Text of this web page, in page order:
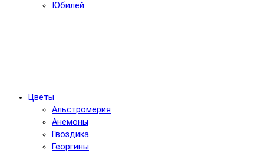
Юбилей
Цветы
Альстромерия
Анемоны
Гвоздика
Георгины